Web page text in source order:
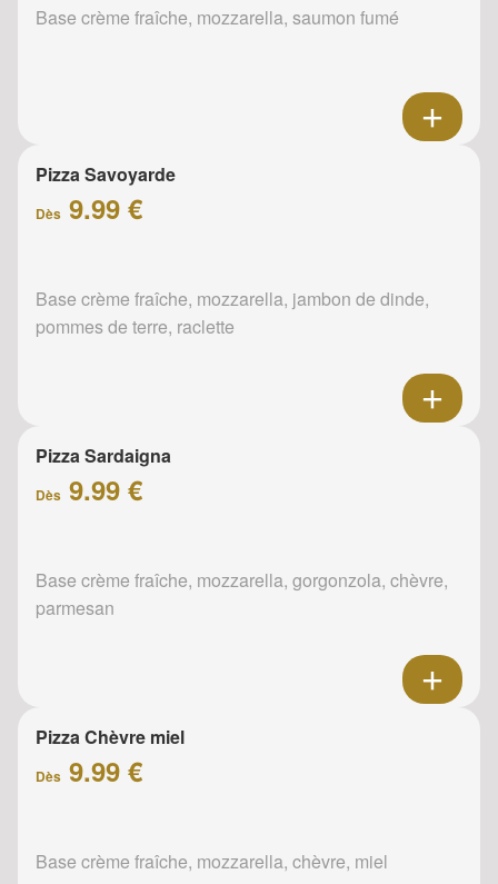
Base crème fraîche, mozzarella, saumon fumé
Pizza Savoyarde
Dès 9.99 €
Base crème fraîche, mozzarella, jambon de dinde,
pommes de terre, raclette
Pizza Sardaigna
Dès 9.99 €
Base crème fraîche, mozzarella, gorgonzola, chèvre,
parmesan
Pizza Chèvre miel
Dès 9.99 €
Base crème fraîche, mozzarella, chèvre, miel